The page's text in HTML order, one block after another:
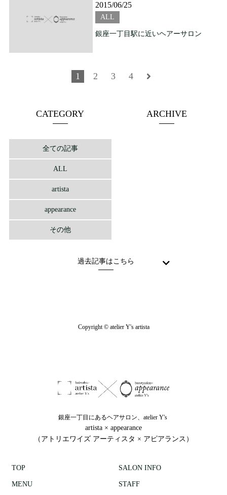
2015/06/25
ALL
銀座一丁目駅に近いヘアーサロン
1 2 3 4
CATEGORY
全ての記事
ALL
artista
appearance
その他
ARCHIVE
過去記事はこちら
Copyright © atelier Y's artista
銀座一丁目にあるヘアサロン、atelier Y's
artista × appearance
（アトリエワイズ アーティスタ × アピアランス）
TOP SALON INFO
MENU STAFF